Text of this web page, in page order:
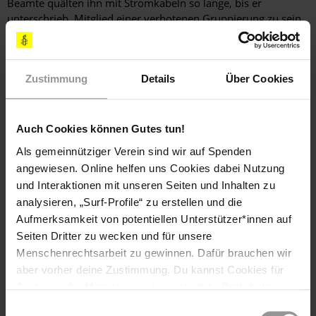
Zustimmung Details Über Cookies
Auch Cookies können Gutes tun!
Als gemeinnütziger Verein sind wir auf Spenden
angewiesen. Online helfen uns Cookies dabei Nutzung
und Interaktionen mit unseren Seiten und Inhalten zu
analysieren, „Surf-Profile“ zu erstellen und die
Aufmerksamkeit von potentiellen Unterstützer*innen auf
Seiten Dritter zu wecken und für unsere
Menschenrechtsarbeit zu gewinnen. Dafür brauchen wir
aber vorher deine Zustimmung. Du kannst Cookies für
unterschrieb, Mitglied einer verbotenen Gruppierung zu sein.
Staatsanwaltschaft rund 145.000 Unterschriften, die seine
Freilassung forderten. Vier Monate später durfte der Student
Ihn besteht jedoch noch immer.
Mahmouds Bruder Tarek Tito dankte den Aktivistinnen und
Aktivisten für ihre Solidarität: "Eure Unterstützung stärkt
Mahmoud und durch eure Unterstützung können wir weiter
von einer Nation ohne Folter träumen."
Usbekistan: Nach 17 Jahren Haft in Freiheit